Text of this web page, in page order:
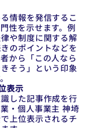
情報を発信するこ
性を示せます。例
や制度に関する解
のポイントなどを
から「この人なら
そう」という印象
表示
した記事作成を行
・個人事業主 神埼
上位表示されるチ